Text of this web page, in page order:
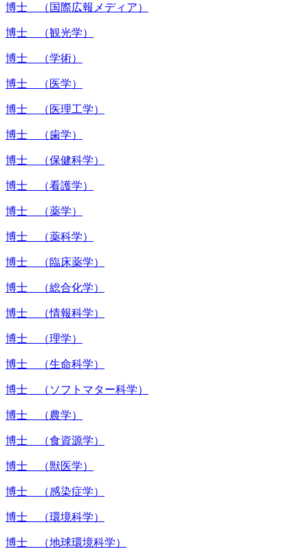
博士 （国際広報メディア）
博士 （観光学）
博士 （学術）
博士 （医学）
博士 （医理工学）
博士 （歯学）
博士 （保健科学）
博士 （看護学）
博士 （薬学）
博士 （薬科学）
博士 （臨床薬学）
博士 （総合化学）
博士 （情報科学）
博士 （理学）
博士 （生命科学）
博士 （ソフトマター科学）
博士 （農学）
博士 （食資源学）
博士 （獣医学）
博士 （感染症学）
博士 （環境科学）
博士 （地球環境科学）